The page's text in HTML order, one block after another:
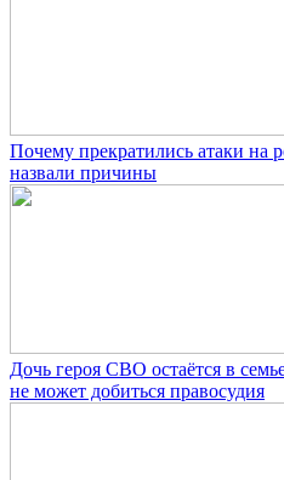
Почему прекратились атаки на
назвали причины
Дочь героя СВО остаётся в
не может добиться правосудия